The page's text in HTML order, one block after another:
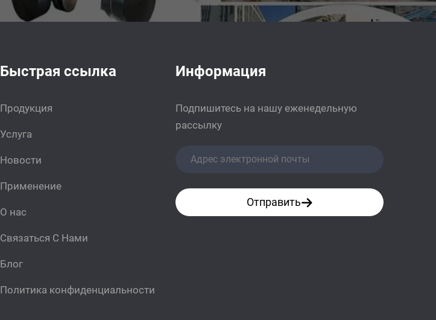
Быстрая ссылка
Продукция
Услуга
Новости
Применение
О нас
Связаться С Нами
Блог
Политика конфиденциальности
Информация
Подпишитесь на нашу еженедельную
рассылку
Отправить